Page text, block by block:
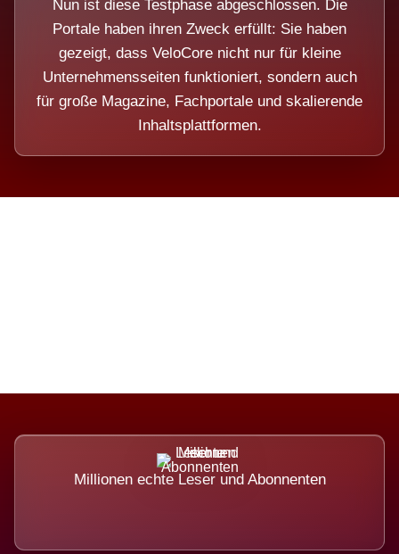
Nun ist diese Testphase abgeschlossen. Die
Portale haben ihren Zweck erfüllt: Sie haben
gezeigt, dass VeloCore nicht nur für kleine
Unternehmensseiten funktioniert, sondern auch
für große Magazine, Fachportale und skalierende
Inhaltsplattformen.
Millionen echte Leser und Abonnenten